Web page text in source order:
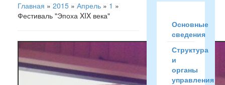
Главная » 2015 » Апрель » 1 »
Фестиваль "Эпоха XIX века"
Основные
сведения
Структура
и
органы
управления